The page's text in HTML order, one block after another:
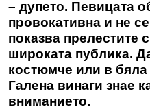
– дупето. Певицата
провокативна и не
показва прелестите
широката публика.
костюмче или в бяла
Галена винаги знае
вниманието.